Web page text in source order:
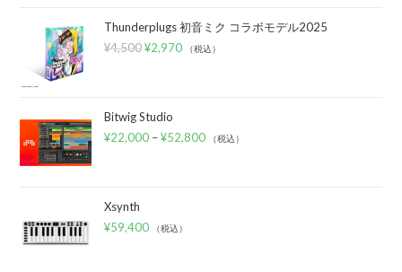
Thunderplugs 初音ミク コラボモデル2025
¥4,500 ¥2,970 （税込）
Bitwig Studio
¥22,000 –¥52,800 （税込）
Xsynth
¥59,400 （税込）